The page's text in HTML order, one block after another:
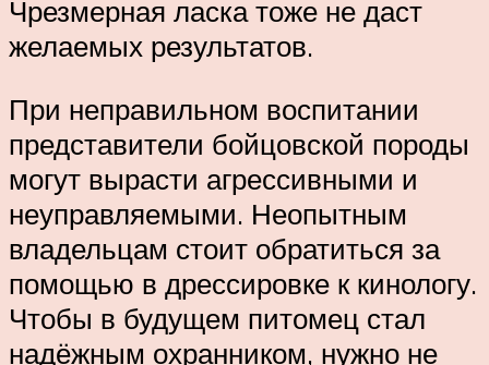
Чрезмерная ласка тоже не даст
желаемых результатов.
При неправильном воспитании
представители бойцовской породы
могут вырасти агрессивными и
неуправляемыми. Неопытным
владельцам стоит обратиться за
помощью в дрессировке к кинологу.
Чтобы в будущем питомец стал
надёжным охранником, нужно не